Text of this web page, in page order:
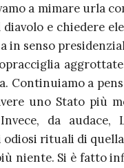
a mimare urla
e chiedere
in senso
Continuiamo a
uno Stato più
Invece, da
odiosi rituali di
niente. Si è fatto